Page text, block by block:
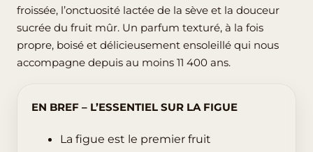
froissée, l’onctuosité lactée de la sève et la douceur
sucrée du fruit mûr. Un parfum texturé, à la fois
propre, boisé et délicieusement ensoleillé qui nous
accompagne depuis au moins 11 400 ans.
EN BREF – L’ESSENTIEL SUR LA FIGUE
La figue est le premier fruit